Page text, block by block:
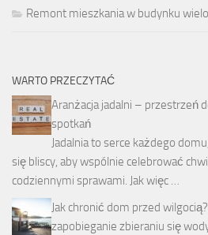
Remont mieszkania w budynku
WARTO PRZECZYTAĆ
Aranżacja jadalni – przestrzeń
spotkań
Jadalnia to serce każdego
się bliscy, aby wspólnie celebrować
codziennymi sprawami. Jak więc …
Jak chronić dom przed
zapobieganie zbieraniu się